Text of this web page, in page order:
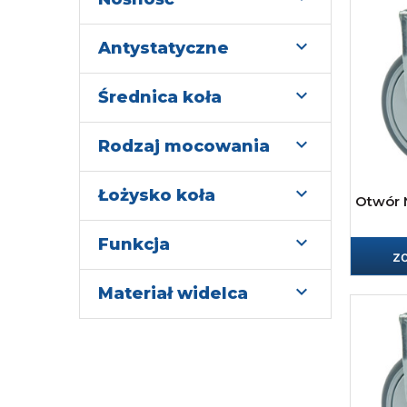
Antystatyczne 
Średnica koła 
Rodzaj mocowania 
Łożysko koła 
Funkcja 
Materiał widelca 
Otwór